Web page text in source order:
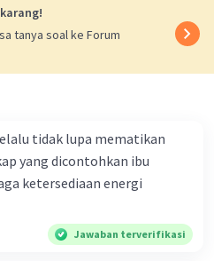
ke bawah.
gaya yang dihasilkan
digunakan untuk
benda.
gesek dapat
berhenti atau
ditekan atau ditarik. Gaya
untuk menggerakkan
tanya soal ke Forum
tidak lupa mematikan
yang dicontohkan ibu
ketersediaan energi
Jawaban terverifikasi